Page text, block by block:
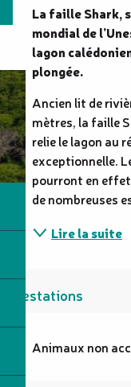
La faille Shark,
mondial de
lagon
plongée.
Ancien lit de
mètres, la faille
relie le lagon au
exceptionnelle.
pourront en
de nombreuses
Lire la suite
Prestations
Animaux non